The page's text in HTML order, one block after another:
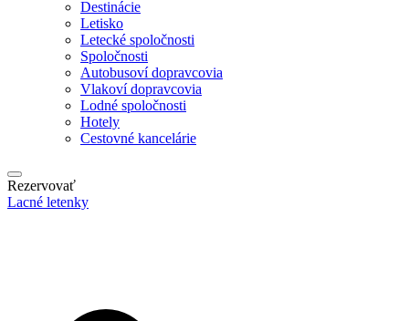
Destinácie
Letisko
Letecké spoločnosti
Spoločnosti
Autobusoví dopravcovia
Vlakoví dopravcovia
Lodné spoločnosti
Hotely
Cestovné kancelárie
Rezervovať
Lacné letenky